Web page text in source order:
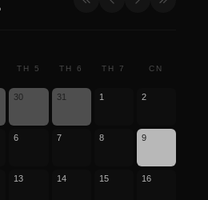
TH 5 TH 6 TH 7 CN
30 31 1 2
6 7 8 9
13 14 15 16